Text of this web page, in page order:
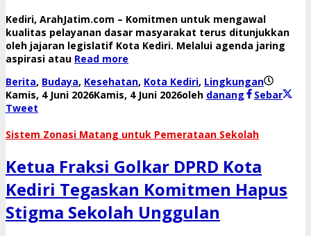
​Kediri, ArahJatim.com – Komitmen untuk mengawal
kualitas pelayanan dasar masyarakat terus ditunjukkan
oleh jajaran legislatif Kota Kediri. Melalui agenda jaring
aspirasi atau Read more
Berita, Budaya, Kesehatan, Kota Kediri, Lingkungan
Kamis, 4 Juni 2026Kamis, 4 Juni 2026oleh danang
Sebar
Tweet
​Sistem Zonasi Matang untuk Pemerataan Sekolah
Ketua Fraksi Golkar DPRD Kota
Kediri Tegaskan Komitmen Hapus
Stigma Sekolah Unggulan